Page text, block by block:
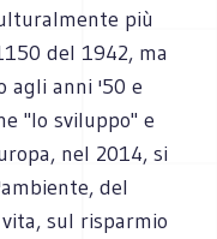
più
del 1942, ma
agli anni '50 e
"lo sviluppo" e
nel 2014, si
del
sul risparmio